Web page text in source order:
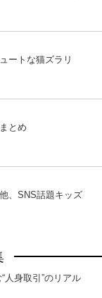
ートな猫ズラリ
とめ
、SNS話題キッズ
人身取引”のリアル